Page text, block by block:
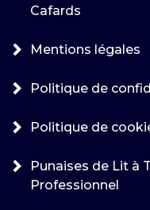
Cafards
Mentions légales
Politique de
Politique de
Punaises de Lit à
Professionnel